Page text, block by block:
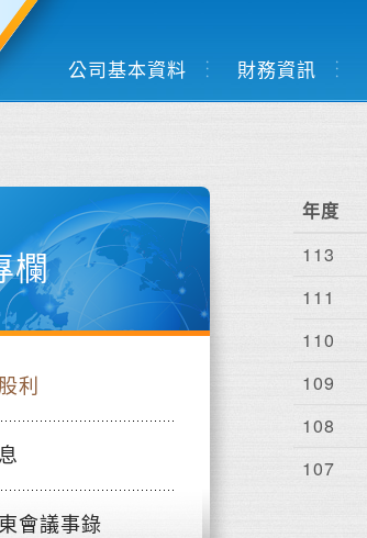
公司基本資料 財務資訊
年度
113
111
110
109
108
107
欄
利
會議事錄